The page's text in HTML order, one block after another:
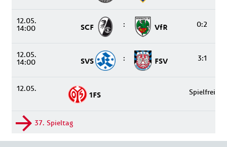
12.05.
14:00 SCF : VfR 0:2
12.05.
14:00 SVS : FSV 3:1
12.05.
1FS Spielfrei
37. Spieltag